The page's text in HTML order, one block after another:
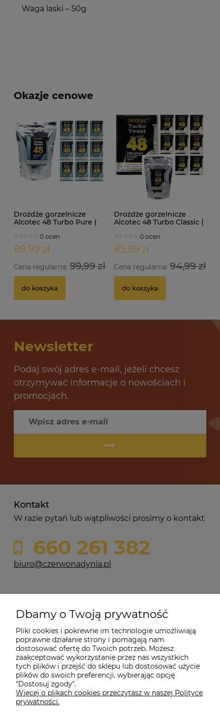
Waga laski – 50g
Okazje cenowe
Drożdże gorzelnicze
Alcotec 48 Turbo Pure (
0 ocen
89,99 zł
Cena regularna: 99,99 zł
do koszyka
Drożdże gorzelnicze
Alcotec 48 Turbo Classic (
0 ocen
85,99 zł
Cena regularna:94,99 zł
do koszyka
Newsletter
Podaj swój adres e-mail, jeżeli chcesz
otrzymywać informacje o nowościach i
promocjach.
Kontakt
W razie pytań lub wątpliwości prosimy o kontakt
660 261 382
biuro@czerwonadynia.pl
Moje konto
O firmie
Czerwona Dynia|ul. Konarskiego 9a| 66-200 Świebodzin |
Dbamy o Twoją prywatność
Pliki cookies i pokrewne im technologie umożliwiają
poprawne działanie strony i pomagają nam
dostosować ofertę do Twoich potrzeb. Możesz
zaakceptować wykorzystanie przez nas wszystkich
tych plików i przejść do sklepu lub dostosować użycie
plików do swoich preferencji, wybierając opcję
"Dostosuj zgody".
Więcej o plikach cookies przeczytasz w naszej Polityce
prywatności.